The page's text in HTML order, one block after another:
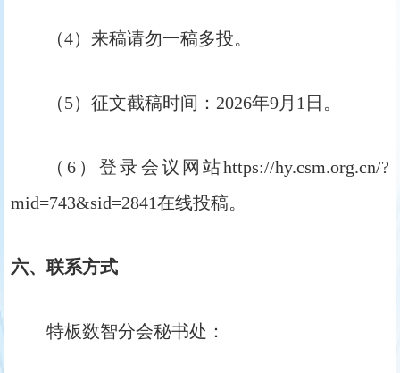
（4）来稿请勿一稿多投。
（5）征文截稿时间：2026年9月1日。
（6）登录会议网站https://hy.csm.org.cn/?
mid=743&sid=2841在线投稿。
六、联系方式
特板数智分会秘书处：